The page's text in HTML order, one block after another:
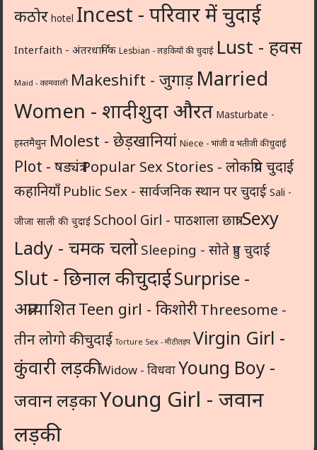
कठोर hotel Incest - परिवार में चुदाई
Interfaith - अंतरधार्मिक Lesbian - लड़कियों की चुदाई Lust - हवस
Maid - कामवाली Makeshift - जुगाड़ Married
Women - शादीशुदा औरत Masturbate -
हस्तमैथुन Molest - छेड़खानियां Niece - भांजी व भतीजी की चुदाई
Plot - षड्यंत्रPopular Sex Stories - लोकप्रिय चुदाई
कहानियाँ Public Sex - सार्वजनिक स्थान पर चुदाई Sali -
जीजा साली की चुदाई School Girl - पाठशाला छात्राSexy
Lady - चमक चलोSleeping - सोते हुए चुदाई
Slut - छिनाल की चुदाईSurprise -
अप्रत्याशितTeen girl - किशोरीThreesome -
तीन लोगो की चुदाई Torture Sex - मीठी तड़प Virgin Girl -
कुंवारी लड़कीWidow - विधवाYoung Boy -
जवान लड़काYoung Girl - जवान
लड़की